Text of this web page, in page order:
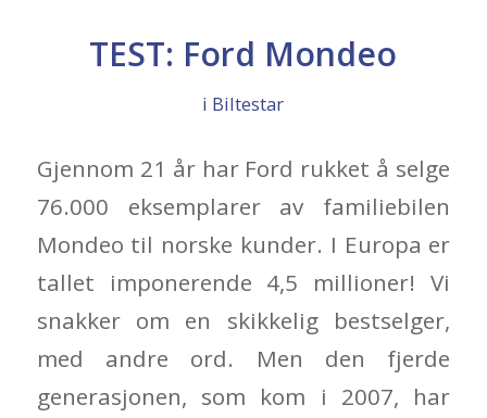
TEST: Ford Mondeo
i Biltestar
Gjennom 21 år har Ford rukket å selge
76.000 eksemplarer av familiebilen
Mondeo til norske kunder. I Europa er
tallet imponerende 4,5 millioner! Vi
snakker om en skikkelig bestselger,
med andre ord. Men den fjerde
generasjonen, som kom i 2007, har